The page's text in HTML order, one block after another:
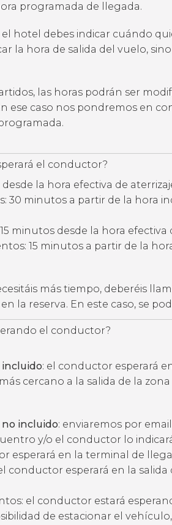
programada de llegada.
hotel debes indicar cuándo
la hora de salida del vuelo,
las horas podrán ser
ese caso nos pondremos en
el conductor?
la hora efectiva de
30 minutos a partir de la hora
minutos desde la hora
15 minutos a partir de la
más tiempo, deberéis
la reserva. En este caso, se
el conductor?
incluido: el conductor esperará
cercano a la salida de la
no incluido: enviaremos por
y/o el conductor lo
esperará en la terminal de
conductor esperará en la
el conductor estará
de estacionar el